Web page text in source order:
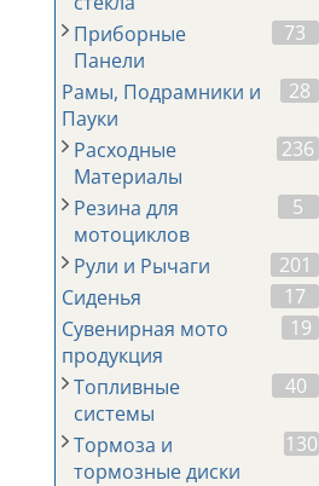
Приборные
Панели
73
Рамы, Подрамники и
Пауки
28
Расходные
Материалы
236
Резина для
мотоциклов
5
Рули и Рычаги
201
Сиденья
17
Сувенирная мото
продукция
19
Топливные
системы
40
Тормоза и
тормозные диски
130